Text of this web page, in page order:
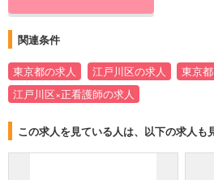
関連条件
東京都の求人 江戸川区の求人
東京
江戸川区×正看護師の求人
この求人を見ている人は、以下の求人も